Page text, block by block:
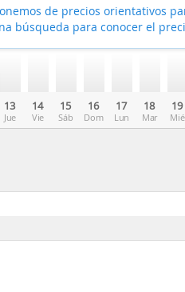
13
Jue
14
Vie
15
Sáb
16
Dom
17
Lun
18
Mar
19
Mié
de precios orientativos
búsqueda para conocer el